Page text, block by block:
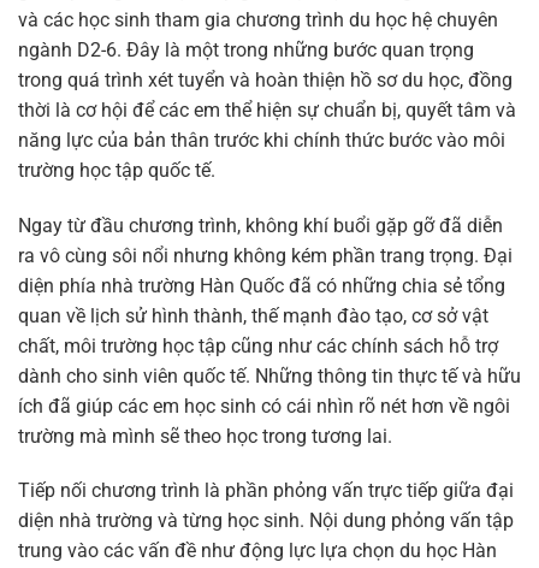
và các học sinh tham gia chương trình du học hệ chuyên
ngành D2-6. Đây là một trong những bước quan trọng
trong quá trình xét tuyển và hoàn thiện hồ sơ du học, đồng
thời là cơ hội để các em thể hiện sự chuẩn bị, quyết tâm và
năng lực của bản thân trước khi chính thức bước vào môi
trường học tập quốc tế.
Ngay từ đầu chương trình, không khí buổi gặp gỡ đã diễn
ra vô cùng sôi nổi nhưng không kém phần trang trọng. Đại
diện phía nhà trường Hàn Quốc đã có những chia sẻ tổng
quan về lịch sử hình thành, thế mạnh đào tạo, cơ sở vật
chất, môi trường học tập cũng như các chính sách hỗ trợ
dành cho sinh viên quốc tế. Những thông tin thực tế và hữu
ích đã giúp các em học sinh có cái nhìn rõ nét hơn về ngôi
trường mà mình sẽ theo học trong tương lai.
Tiếp nối chương trình là phần phỏng vấn trực tiếp giữa đại
diện nhà trường và từng học sinh. Nội dung phỏng vấn tập
trung vào các vấn đề như động lực lựa chọn du học Hàn